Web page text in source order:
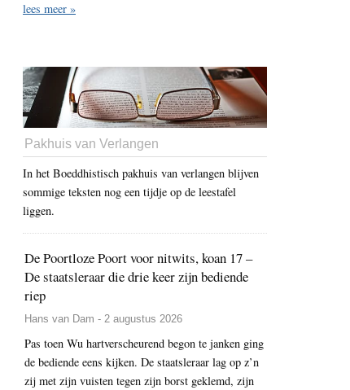
lees meer »
Pakhuis van Verlangen
In het Boeddhistisch pakhuis van verlangen blijven
sommige teksten nog een tijdje op de leestafel
liggen.
De Poortloze Poort voor nitwits, koan 17 –
De staatsleraar die drie keer zijn bediende
riep
Hans van Dam - 2 augustus 2026
Pas toen Wu hartverscheurend begon te janken ging
de bediende eens kijken. De staatsleraar lag op z’n
zij met zijn vuisten tegen zijn borst geklemd, zijn